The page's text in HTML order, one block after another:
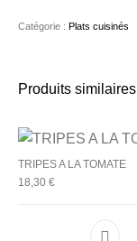
Catégorie : Plats cuisinés
Produits similaires
TRIPES A LA TOMATE
18,30€